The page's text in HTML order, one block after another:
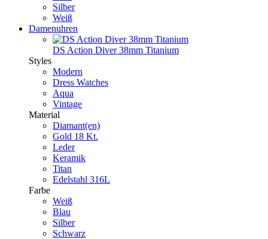
Silber
Weiß
Damenuhren
DS Action Diver 38mm Titanium
Styles
Modern
Dress Watches
Aqua
Vintage
Material
Diamant(en)
Gold 18 Kt.
Leder
Keramik
Titan
Edelstahl 316L
Farbe
Weiß
Blau
Silber
Schwarz